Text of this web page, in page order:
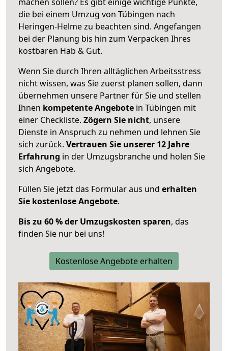
die bei einem Umzug von Tübingen nach
Heringen-Helme zu beachten sind. Angefangen
bei der Planung bis hin zum Verpacken Ihres
kostbaren Hab & Gut.
Wenn Sie durch Ihren alltäglichen Arbeitsstress
nicht wissen, was Sie zuerst planen sollen, dann
übernehmen unsere Partner für Sie und stellen
Ihnen kompetente Angebote in Tübingen mit
einer Checkliste. Zögern Sie nicht, unsere
Dienste in Anspruch zu nehmen und lehnen Sie
sich zurück. Vertrauen Sie unserer 12 Jahre
Erfahrung in der Umzugsbranche und holen Sie
sich Angebote.
Füllen Sie jetzt das Formular aus und erhalten
Sie kostenlose Angebote.
Bis zu 60 % der Umzugskosten sparen, das
finden Sie nur bei uns!
Kostenlose Angebote erhalten